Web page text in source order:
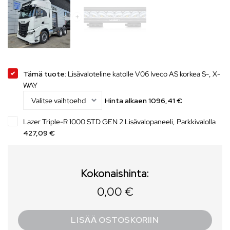
Tämä tuote: Lisävaloteline katolle V06 Iveco AS korkea S-, X-
WAY
Hinta alkaen1096,41€
Lazer Triple-R 1000 STD GEN 2 Lisävalopaneeli, Parkkivalolla
427,09 €
Kokonaishinta:
0,00 €
LISÄÄ OSTOSKORIIN